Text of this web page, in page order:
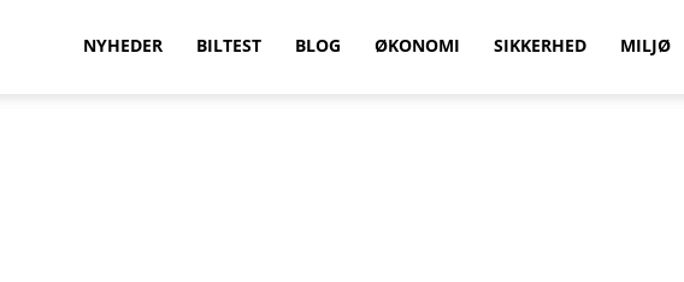
NYHEDER BILTEST BLOG ØKONOMI SIKKERHED MILJØ